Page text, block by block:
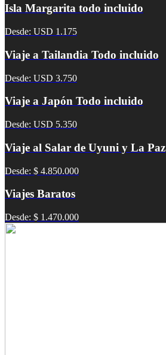
Isla Margarita todo incluido
Desde: USD 1.175
Viaje a Tailandia Todo incluido
Desde: USD 3.750
Viaje a Japón Todo incluido
Desde: USD 5.350
Viaje al Salar de Uyuni y La Paz
Desde: $ 4.850.000
Viajes Baratos
Desde: $ 1.470.000